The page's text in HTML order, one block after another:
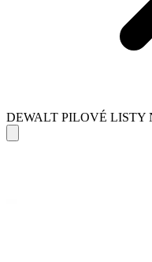
DEWALT PILOVÉ LISTY